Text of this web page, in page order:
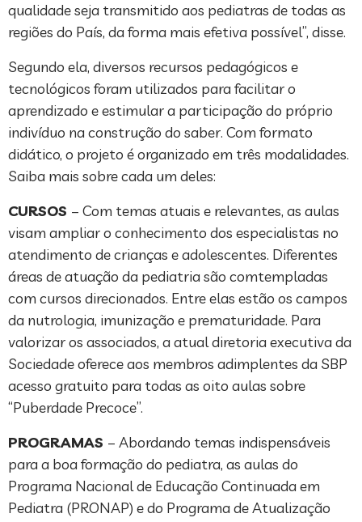
qualidade seja transmitido aos pediatras de todas as
regiões do País, da forma mais efetiva possível”, disse.
Segundo ela, diversos recursos pedagógicos e
tecnológicos foram utilizados para facilitar o
aprendizado e estimular a participação do próprio
indivíduo na construção do saber. Com formato
didático, o projeto é organizado em três modalidades.
Saiba mais sobre cada um deles:
CURSOS – Com temas atuais e relevantes, as aulas
visam ampliar o conhecimento dos especialistas no
atendimento de crianças e adolescentes. Diferentes
áreas de atuação da pediatria são comtempladas
com cursos direcionados. Entre elas estão os campos
da nutrologia, imunização e prematuridade. Para
valorizar os associados, a atual diretoria executiva da
Sociedade oferece aos membros adimplentes da SBP
acesso gratuito para todas as oito aulas sobre
“Puberdade Precoce”.
PROGRAMAS – Abordando temas indispensáveis
para a boa formação do pediatra, as aulas do
Programa Nacional de Educação Continuada em
Pediatra (PRONAP) e do Programa de Atualização